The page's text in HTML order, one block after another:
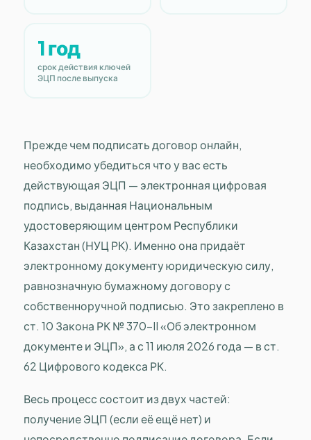
1 год
срок действия ключей
ЭЦП после выпуска
Прежде чем подписать договор онлайн,
необходимо убедиться что у вас есть
действующая ЭЦП — электронная цифровая
подпись, выданная Национальным
удостоверяющим центром Республики
Казахстан (НУЦ РК). Именно она придаёт
электронному документу юридическую силу,
равнозначную бумажному договору с
собственноручной подписью. Это закреплено в
ст. 10 Закона РК № 370-II «Об электронном
документе и ЭЦП», а с 11 июля 2026 года — в ст.
62 Цифрового кодекса РК.
Весь процесс состоит из двух частей:
получение ЭЦП (если её ещё нет) и